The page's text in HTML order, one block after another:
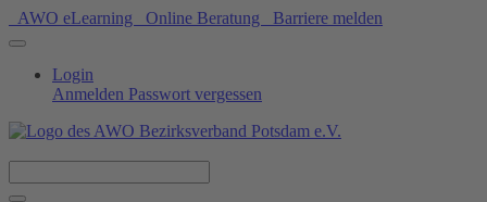
AWO eLearning Online Beratung Barriere melden
Login
Anmelden Passwort vergessen